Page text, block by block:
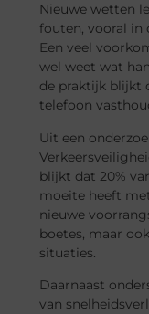
Nieuwe wetten
fouten, vooral in
Een veel
wel weet wat
de praktijk blijkt
telefoon
Uit een
blijkt dat 20%
moeite heeft
nieuwe
boetes, maar
situaties.
Daarnaast
van